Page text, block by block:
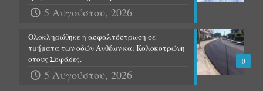
5 Αυγούστου, 2026
0
Ολοκληρώθηκε η ασφαλτόστρωση σε
τμήματα των οδών Ανθέων και Κολοκοτρώνη
στους Σοφάδες.
5 Αυγούστου, 2026